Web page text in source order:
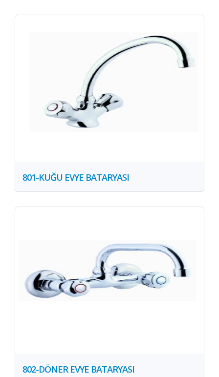
801-KUĞU EVYE BATARYASI
802-DÖNER EVYE BATARYASI